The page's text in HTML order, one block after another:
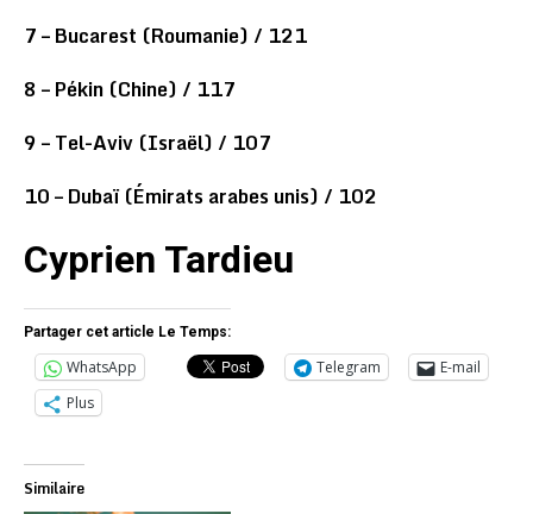
7 – Bucarest (Roumanie) / 121
8 – Pékin (Chine) / 117
9 – Tel-Aviv (Israël) / 107
10 – Dubaï (Émirats arabes unis) / 102
Cyprien Tardieu
Partager cet article Le Temps:
WhatsApp Telegram
E-mail
Plus
Similaire